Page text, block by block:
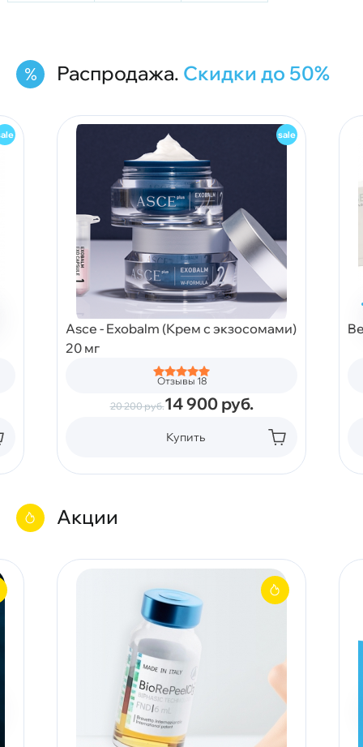
Распродажа. Скидки до 50%
Asce - Exobalm (Крем с экзосомами)
20 мг
Отзывы 18
20 200руб.14 900 руб.
Купить
Акции